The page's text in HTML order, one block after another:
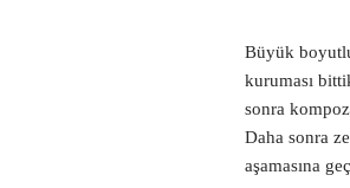
Büyük
kuruması
sonra
Daha sonra
aşamasına